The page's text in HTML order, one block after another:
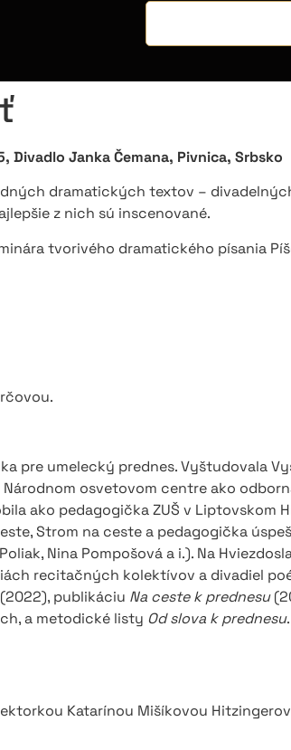
Divadlo Janka Čemana, Pivnica, Srbsko
dramatických textov –
z nich sú inscenované.
tvorivého dramatického písania
pre umelecký prednes. Vyštudovala
osvetovom centre ako
ako pedagogička ZUŠ v Liptovskom
Strom na ceste a pedagogička
Nina Pompošová a i.). Na
recitačných kolektívov a divadiel
(2022), publikáciu Na ceste k prednesu
a metodické listy Od slova k prednesu.
Katarínou Mišíkovou